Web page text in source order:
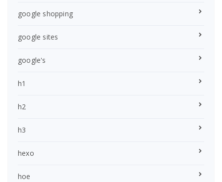
google shopping
google sites
google's
h1
h2
h3
hexo
hoe